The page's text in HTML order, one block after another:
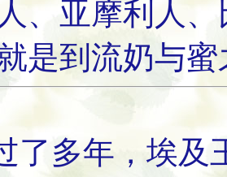
、亚摩利人
是到流奶与蜜
了多年，埃及